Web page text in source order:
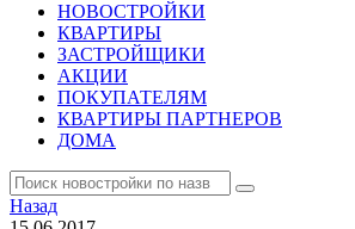
НОВОСТРОЙКИ
КВАРТИРЫ
ЗАСТРОЙЩИКИ
АКЦИИ
ПОКУПАТЕЛЯМ
КВАРТИРЫ ПАРТНЕРОВ
ДОМА
Назад